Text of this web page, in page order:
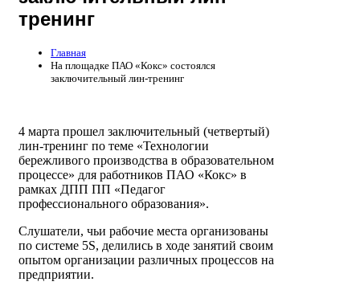
тренинг
Главная
На площадке ПАО «Кокс» состоялся
заключительный лин-тренинг
4 марта прошел заключительный (четвертый)
лин-тренинг по теме «Технологии
бережливого производства в образовательном
процессе» для работников ПАО «Кокс» в
рамках ДПП ПП «Педагог
профессионального образования».
Слушатели, чьи рабочие места организованы
по системе 5S, делились в ходе занятий своим
опытом организации различных процессов на
предприятии.